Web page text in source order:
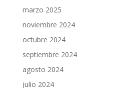
marzo 2025
noviembre 2024
octubre 2024
septiembre 2024
agosto 2024
julio 2024